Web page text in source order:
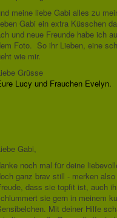
meine liebe Gabi alles zu
Gabi ein extra Küsschen
und neue Freunde habe ich
Foto. So ihr Lieben, eine
wie mir.
Grüsse
Lucy und Frauchen Evelyn.
Gabi,
noch mal für deine
ganz brav still - merken
dass sie topfit ist, auch
sie gern in meinem
Mit deiner Hilfe